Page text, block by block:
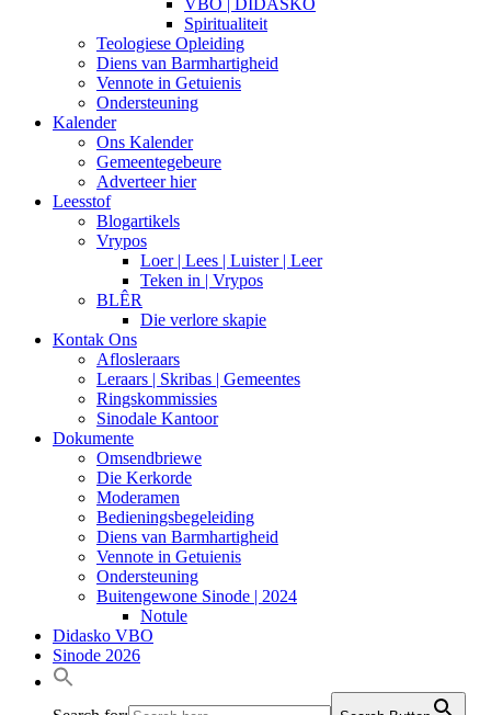
VBO | DIDASKO
Spiritualiteit
Teologiese Opleiding
Diens van Barmhartigheid
Vennote in Getuienis
Ondersteuning
Kalender
Ons Kalender
Gemeentegebeure
Adverteer hier
Leesstof
Blogartikels
Vrypos
Loer | Lees | Luister | Leer
Teken in | Vrypos
BLÊR
Die verlore skapie
Kontak Ons
Aflosleraars
Leraars | Skribas | Gemeentes
Ringskommissies
Sinodale Kantoor
Dokumente
Omsendbriewe
Die Kerkorde
Moderamen
Bedieningsbegeleiding
Diens van Barmhartigheid
Vennote in Getuienis
Ondersteuning
Buitengewone Sinode | 2024
Notule
Didasko VBO
Sinode 2026